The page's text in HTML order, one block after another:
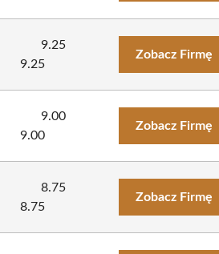
9.25
9.25
Zobacz Firmę
9.00
9.00
Zobacz Firmę
8.75
8.75
Zobacz Firmę